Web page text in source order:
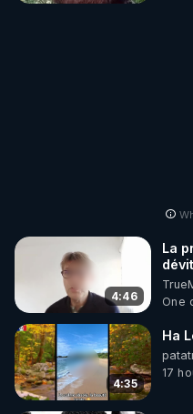
4:46
La
One
4:35
Ha
17